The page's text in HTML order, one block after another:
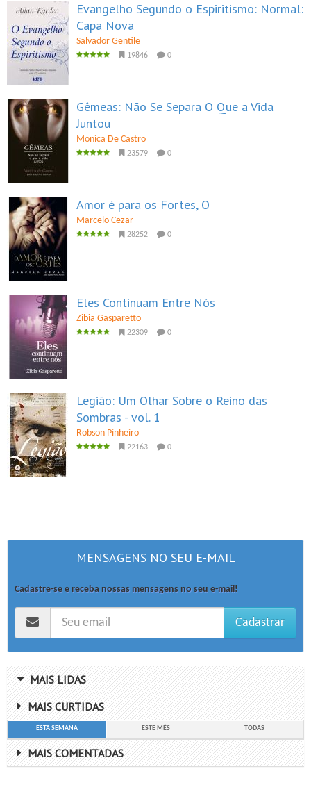
Evangelho Segundo o Espiritismo: Normal:
Capa Nova
Salvador Gentile
19846 0
Gêmeas: Não Se Separa O Que a Vida
Juntou
Monica De Castro
23579 0
Amor é para os Fortes, O
Marcelo Cezar
28252 0
Eles Continuam Entre Nós
Zibia Gasparetto
22309 0
Legião: Um Olhar Sobre o Reino das
Sombras - vol. 1
Robson Pinheiro
22163 0
MENSAGENS NO SEU E-MAIL
Cadastre-se e receba nossas mensagens no seu e-mail!
Cadastrar
MAIS LIDAS
MAIS CURTIDAS
ESTA SEMANA ESTE MÊS TODAS
MAIS COMENTADAS